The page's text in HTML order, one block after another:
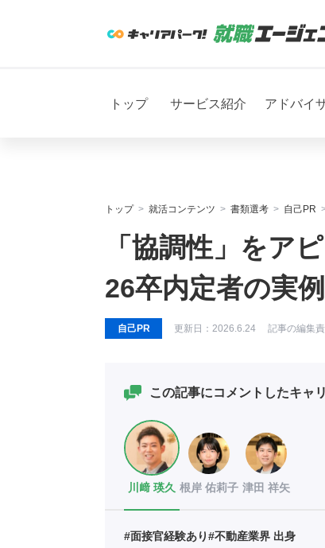
トップ サービス紹介 アドバイ
トップ 就活コンテンツ 書類選考 自己PR
「協調性」をア
26卒内定者の実
自己PR 更新日： 2026.6.24 記事の編集責
この記事にコメントしたキャ
川﨑 瑛久 根岸 佑莉子 津田 祥矢
#面接官経験あり#不動産業界 出身